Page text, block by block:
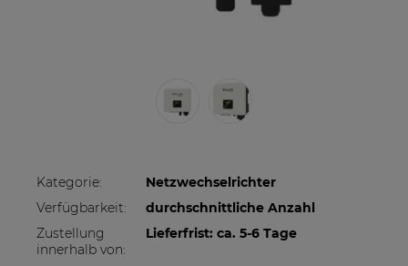
Kategorie:
Netzwechselrichter
Verfügbarkeit:
durchschnittliche Anzahl
Zustellung
innerhalb von:
Lieferfrist: ca. 5-6 Tage